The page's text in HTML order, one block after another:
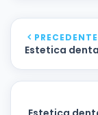
PRECEDENTE
Estetica